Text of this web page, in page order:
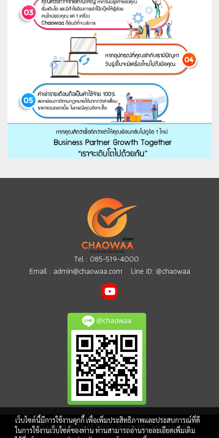
Tel : 085-519-4000
Email : admin@chaowaa.com Line ID: @chaowaa
@chaowaa
© Copyright 2019 All Rights Reserved Chaowaa.com
เว็บไซต์นี้มีการใช้งานคุกกี้ เพื่อเพิ่มประสิทธิภาพและประสบการณ์ที่ดี
ในการใช้งานเว็บไซต์ของท่าน ท่านสามารถอ่านรายละเอียดเพิ่มเติม